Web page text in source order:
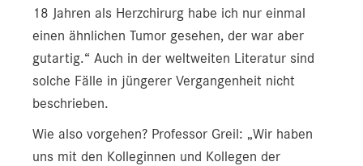
18 Jahren als Herzchirurg habe ich nur einmal
einen ähnlichen Tumor gesehen, der war aber
gutartig.“ Auch in der weltweiten Literatur sind
solche Fälle in jüngerer Vergangenheit nicht
beschrieben.
Wie also vorgehen? Professor Greil: „Wir haben
uns mit den Kolleginnen und Kollegen der